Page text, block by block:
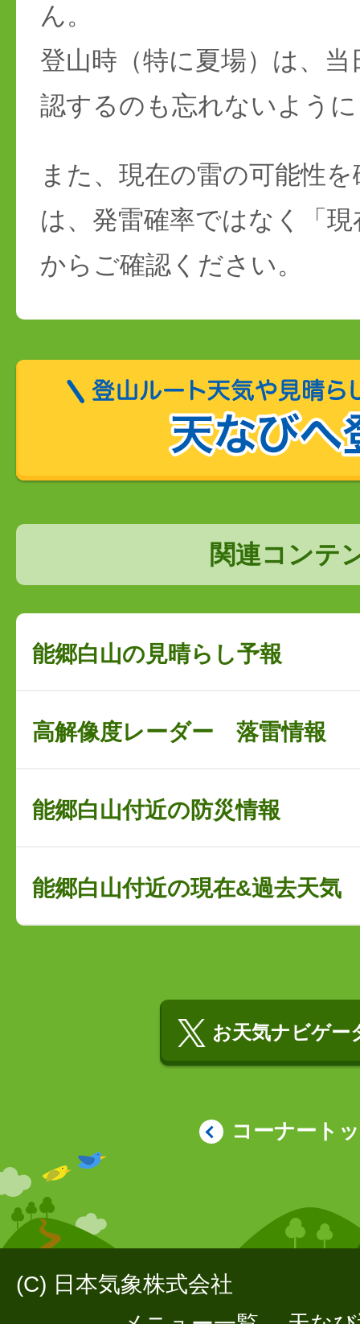
ん。
登山時（特に夏場）は、
認するのも忘れないよう
また、現在の雷の可能性
は、発雷確率ではなく「
からご確認ください。
関連コンテ
能郷白山の見晴らし予報
高解像度レーダー 落雷情報
能郷白山付近の防災情報
能郷白山付近の現在&過去天気
お天気ナビゲー
コーナート
(C) 日本気象株式会社